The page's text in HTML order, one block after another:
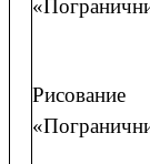
Рисование